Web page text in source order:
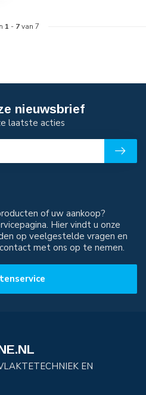
1 - 7van 7
of uw aankoop?
Hier vindt u onze
op veelgestelde vragen en
met ons op te nemen.
nieuwsbrief
laatste acties
EN